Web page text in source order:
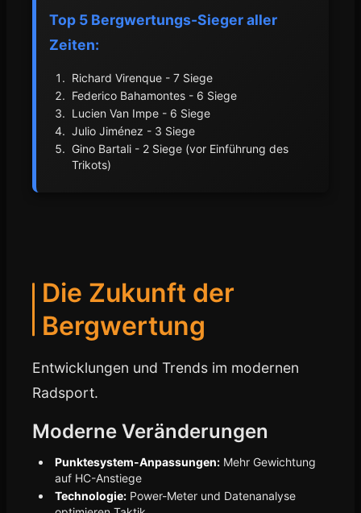
Top 5 Bergwertungs-Sieger aller
Zeiten:
Richard Virenque - 7 Siege
Federico Bahamontes - 6 Siege
Lucien Van Impe - 6 Siege
Julio Jiménez - 3 Siege
Gino Bartali - 2 Siege (vor Einführung des
Trikots)
Die Zukunft der
Bergwertung
Entwicklungen und Trends im modernen
Radsport.
Moderne Veränderungen
Punktesystem-Anpassungen: Mehr Gewichtung
auf HC-Anstiege
Technologie: Power-Meter und Datenanalyse